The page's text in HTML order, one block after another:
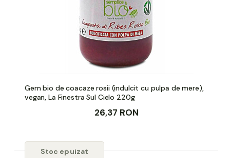
Gem bio de coacaze rosii (indulcit cu pulpa de mere),
vegan, La Finestra Sul Cielo 220g
26,37 RON
Stoc epuizat